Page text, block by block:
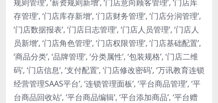
规则管理’, ‘薪资规则新增’, ‘门店意向顾客管理’, ‘门店库
存管理’, ‘门店库存新增’, ‘门店财务管理’, ‘门店分润管理’,
‘门店数据报表’, ‘门店日志管理’, ‘门店人员管理’, ‘门店人
员新增’, ‘门店角色管理’, ‘门店权限管理’, ‘门店基础配置’,
‘商品分类’, ‘品牌管理’, ‘分类属性’, ‘包装规格’, ‘门店二维
码’, ‘门店信息’, ‘支付配置’, ‘门店修改密码’, ‘万讯教育连锁
经营管理SAAS平台’, ‘连锁管理面板’, ‘平台商品管理’, ‘平
台商品回收站’, ‘平台商品编辑’, ‘平台添加商品’, ‘平台赠